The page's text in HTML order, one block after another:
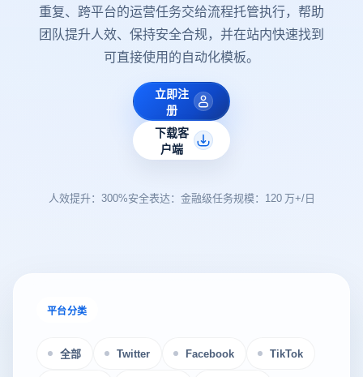
重复、跨平台的运营任务交给流程托管执行，帮助
团队提升人效、保持安全合规，并在站内快速找到
可直接使用的自动化模板。
立即注
册
下载客
户端
人效提升：300%安全表达：金融级任务规模：120 万+/日
平台分类
全部 Twitter Facebook TikTok